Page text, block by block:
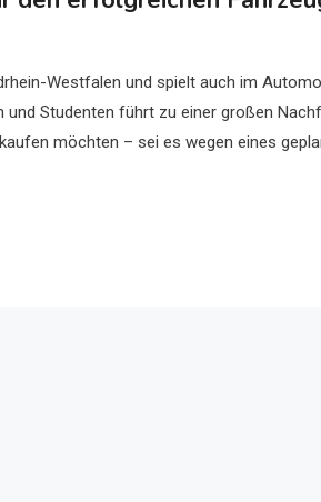
Westfalen und spielt auch im
und Studenten führt zu einer großen
möchten – sei es wegen eines